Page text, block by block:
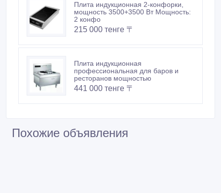
Плита индукционная 2-конфорки,
мощность 3500+3500 Вт Мощность:
2 конфо
215 000 тенге 〒
Плита индукционная
профессиональная для баров и
ресторанов мощностью
441 000 тенге 〒
Похожие объявления